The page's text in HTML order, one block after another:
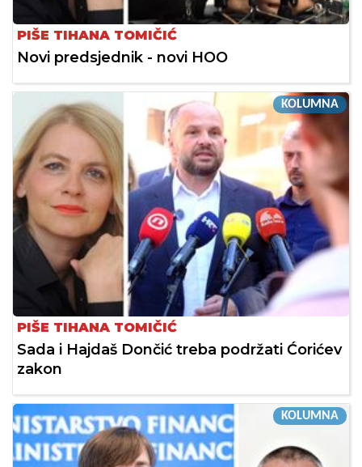
PIŠE TIHANA TOMIČIĆ
Novi predsjednik - novi HOO
KOLUMNA
PIŠE TIHANA TOMIČIĆ
Sada i Hajdaš Dončić treba podržati Ćorićev
zakon
KOLUMNA